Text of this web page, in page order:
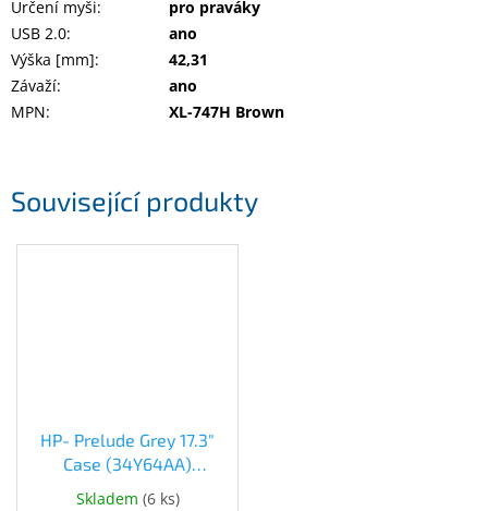
Související produkty
HP- Prelude Grey 17.3"
Case (34Y64AA)
(34Y64AA)
Skladem (6 ks)
Určení myši:
pro praváky
USB 2.0:
ano
Výška [mm]:
42,31
Závaží:
ano
MPN: XL-747H Brown